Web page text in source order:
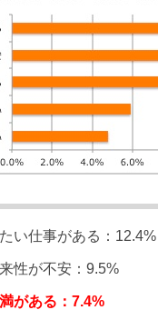
い仕事がある：12.4%
性が不安：9.5%
がある：7.4%